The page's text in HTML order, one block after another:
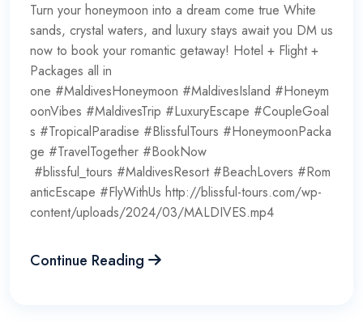
Turn your honeymoon into a dream come true White
sands, crystal waters, and luxury stays await you DM us
now to book your romantic getaway! Hotel + Flight +
Packages all in
one #MaldivesHoneymoon #MaldivesIsland #Honeym
oonVibes #MaldivesTrip #LuxuryEscape #CoupleGoal
s #TropicalParadise #BlissfulTours #HoneymoonPacka
ge #TravelTogether #BookNow
#blissful_tours #MaldivesResort #BeachLovers #Rom
anticEscape #FlyWithUs http://blissful-tours.com/wp-
content/uploads/2024/03/MALDIVES.mp4
Continue Reading